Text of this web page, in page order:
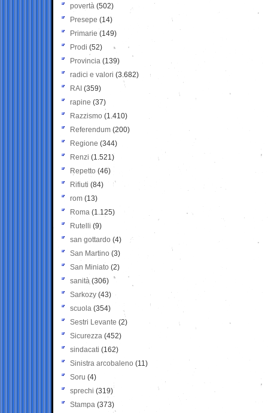
povertà (502)
Presepe (14)
Primarie (149)
Prodi (52)
Provincia (139)
radici e valori (3.682)
RAI (359)
rapine (37)
Razzismo (1.410)
Referendum (200)
Regione (344)
Renzi (1.521)
Repetto (46)
Rifiuti (84)
rom (13)
Roma (1.125)
Rutelli (9)
san gottardo (4)
San Martino (3)
San Miniato (2)
sanità (306)
Sarkozy (43)
scuola (354)
Sestri Levante (2)
Sicurezza (452)
sindacati (162)
Sinistra arcobaleno (11)
Soru (4)
sprechi (319)
Stampa (373)